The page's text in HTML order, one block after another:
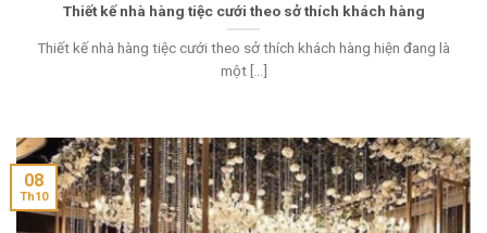
Thiết kế nhà hàng tiệc cưới theo sở thích khách hàng
Thiết kế nhà hàng tiệc cưới theo sở thích khách hàng hiện đang là
một [...]
08
Th10